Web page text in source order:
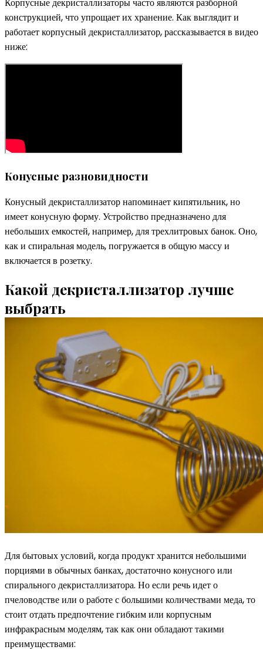
конструкцией, что упрощает их хранение. Как выглядит и
работает корпусный декристаллизатор, рассказывается в видео
ниже:
Конусные разновидности
Конусный декристаллизатор напоминает кипятильник, но
имеет конусную форму. Устройство предназначено для
небольших емкостей, например, для трехлитровых банок. Оно,
как и спиральная модель, погружается в общую массу и
включается в розетку.
Какой декристаллизатор лучше
выбрать
Для бытовых условий, когда продукт хранится небольшими
порциями в обычных банках, достаточно конусного или
спирального декристаллизатора. Но если речь идет о
пчеловодстве или о работе с большими количествами меда, то
стоит отдать предпочтение гибким или корпусным
инфракрасным моделям, так как они обладают такими
преимуществами: